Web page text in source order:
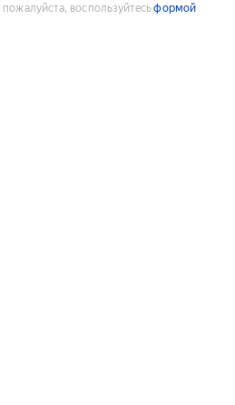
воспользуйтесьформой